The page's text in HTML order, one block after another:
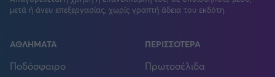
μετά ή άνευ επεξεργασίας, χωρίς γραπτή άδεια του εκδότη.
ΑΘΛΗΜΑΤΑ
Ποδόσφαιρο
ΠΕΡΙΣΣΟΤΕΡΑ
Πρωτοσέλιδα